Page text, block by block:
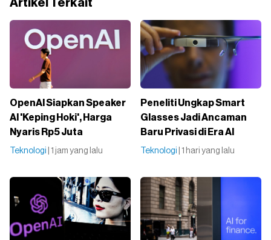
Artikel Terkait
OpenAI Siapkan Speaker
AI 'Keping Hoki', Harga
Nyaris Rp5 Juta
Teknologi | 1 jam yang lalu
Peneliti Ungkap Smart
Glasses Jadi Ancaman
Baru Privasi di Era AI
Teknologi | 1 hari yang lalu